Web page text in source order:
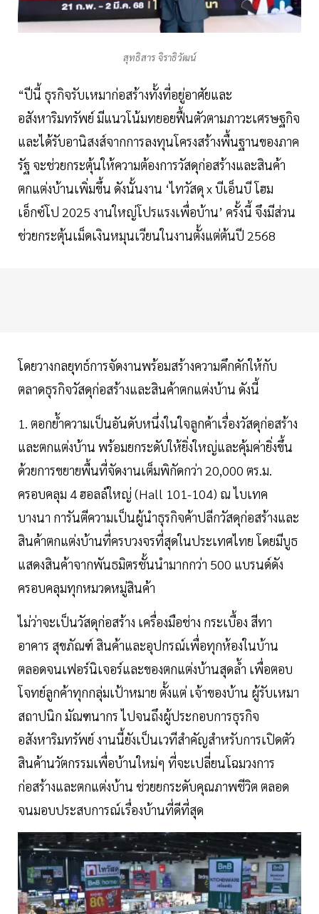
สุทธิสาร จิราธิวัฒน์
“ปีนี้ ธุรกิจรับเหมาก่อสร้างทั้งที่อยู่อาศัยและ
อสังหาริมทรัพย์ มีแนวโน้มทยอยฟื้นตัวตามภาวะเศรษฐกิจ
และได้รับอานิสงส์จากการลงทุนโครงสร้างพื้นฐานของภาค
รัฐ จะช่วยกระตุ้นให้ความต้องการวัสดุก่อสร้างและสินค้า
ตกแต่งบ้านเพิ่มขึ้น ดังนั้นงาน ‘ไทวัสดุ x บีเอ็นบี โฮม
เอ็กซ์โป 2025 งานใหญ่โปรแรงเพื่อบ้าน’ ครั้งนี้ จึงมีส่วน
ช่วยกระตุ้นเม็ดเงินหมุนเวียนในงานตั้งแต่ต้นปี 2568
โดยวางกลยุทธ์การจัดงานพร้อมสร้างความคึกคักให้กับ
ตลาดธุรกิจวัสดุก่อสร้างและสินค้าตกแต่งบ้าน ดังนี้
1. ตอกย้ำความเป็นอันดับหนึ่งในใจลูกค้าเรื่องวัสดุก่อสร้าง
และตกแต่งบ้าน พร้อมยกระดับให้ยิ่งใหญ่และคุ้มค่ายิ่งขึ้น
ด้วยการขยายพื้นที่จัดงานเต็มพิกัดกว่า 20,000 ตร.ม.
ครอบคลุม 4 ฮอลล์ใหญ่ (Hall 101-104) ณ ไบเทค
บางนา การันตีความเป็นผู้นำธุรกิจค้าปลีกวัสดุก่อสร้างและ
สินค้าตกแต่งบ้านที่ครบวงจรที่สุดในประเทศไทย โดยมีบูธ
แสดงสินค้าจากพันธมิตรชั้นนำมากกว่า 500 แบรนด์ดัง
ครอบคลุมทุกหมวดหมู่สินค้า
ไม่ว่าจะเป็นวัสดุก่อสร้าง เครื่องมือช่าง กระเบื้อง สีทา
อาคาร สุขภัณฑ์ สินค้าและอุปกรณ์เพื่อทุกห้องในบ้าน
ตลอดจนเฟอร์นิเจอร์และของตกแต่งบ้านสุดล้ำ เพื่อตอบ
โจทย์ลูกค้าทุกกลุ่มเป้าหมาย ตั้งแต่ เจ้าของบ้าน ผู้รับเหมา
สถาปนิก มัณฑนากร ไปจนถึงผู้ประกอบการธุรกิจ
อสังหาริมทรัพย์ งานนี้ยังเป็นเวทีสำคัญสำหรับการเปิดตัว
สินค้านวัตกรรมเพื่อบ้านใหม่ๆ ที่จะเปลี่ยนโฉมวงการ
ก่อสร้างและตกแต่งบ้าน ช่วยยกระดับคุณภาพชีวิต ตลอด
จนมอบประสบการณ์เรื่องบ้านที่ดีที่สุด